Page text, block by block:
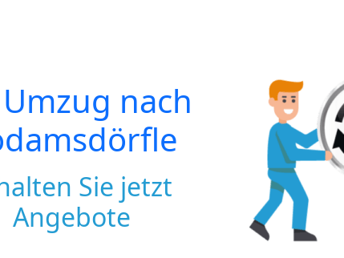
nach
Sie jetzt
Angebote